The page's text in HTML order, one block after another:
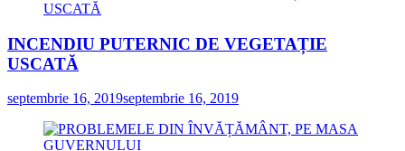
INCENDIU PUTERNIC DE VEGETAȚIE
USCATĂ
septembrie 16, 2019septembrie 16, 2019